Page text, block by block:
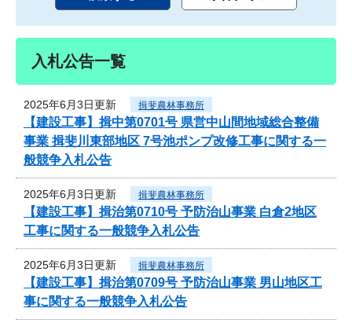
入札公告一覧
2025年6月3日更新 揖斐農林事務所
【建設工事】揖中第0701号 県営中山間地域総合整備
事業 揖斐川東部地区 7号池ポンプ改修工事に関する一
般競争入札公告
2025年6月3日更新 揖斐農林事務所
【建設工事】揖治第0710号 予防治山事業 白倉2地区
工事に関する一般競争入札公告
2025年6月3日更新 揖斐農林事務所
【建設工事】揖治第0709号 予防治山事業 男山地区工
事に関する一般競争入札公告